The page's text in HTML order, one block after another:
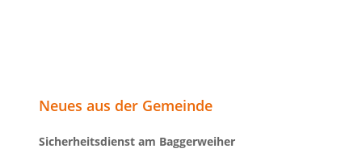
Neues aus der Gemeinde
Sicherheitsdienst am Baggerweiher